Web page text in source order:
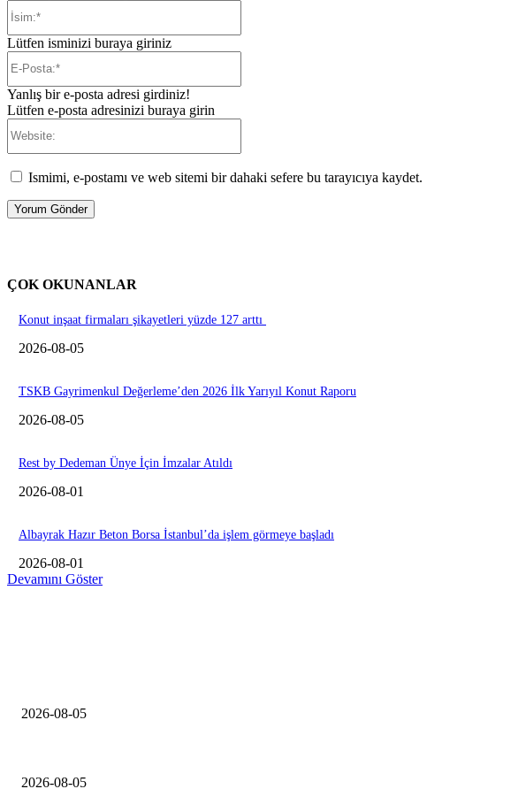
Lütfen isminizi buraya giriniz
Yanlış bir e-posta adresi girdiniz!
Lütfen e-posta adresinizi buraya girin
Ismimi, e-postamı ve web sitemi bir dahaki sefere bu tarayıcıya kaydet.
ÇOK OKUNANLAR
Konut inşaat firmaları şikayetleri yüzde 127 arttı
2026-08-05
TSKB Gayrimenkul Değerleme’den 2026 İlk Yarıyıl Konut Raporu
2026-08-05
Rest by Dedeman Ünye İçin İmzalar Atıldı
2026-08-01
Albayrak Hazır Beton Borsa İstanbul’da işlem görmeye başladı
2026-08-01
Devamını Göster
2026-08-05
2026-08-05